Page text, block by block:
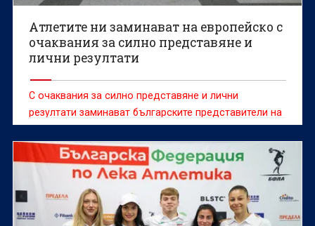
Атлетите ни заминават на европейско с
очаквания за силно представяне и
лични резултати
С очаквания за силно представяне и лични
резултати заминават българските представители на
европейското първенство по лека атлетика, което
ще се проведе в Бирмингам от 10 до 16 август.